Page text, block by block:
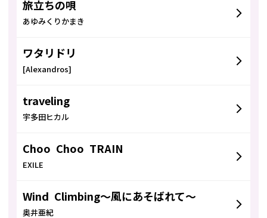
旅立ちの唄
あゆみくりかまき
ワタリドリ
[Alexandros]
traveling
宇多田ヒカル
Choo Choo TRAIN
EXILE
Wind Climbing〜風にあそばれて〜
奥井亜紀